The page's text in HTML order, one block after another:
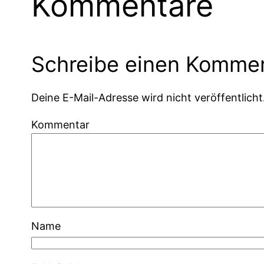
Schreibe einen
Deine E-Mail-Adresse wird nicht
Kommentar
Name